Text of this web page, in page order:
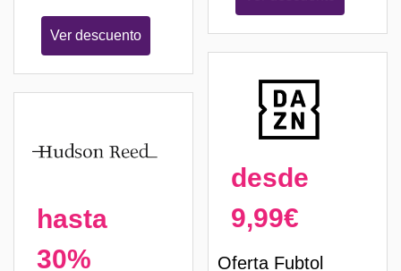
Ver descuento
hasta
30%
desde
9,99€
Oferta Fubtol